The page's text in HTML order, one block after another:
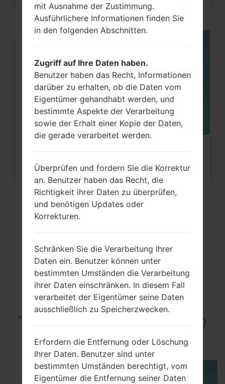
Werkseinstellungen durch Menü
auf...
VideoSamsung SM-
T355Galaxy Tab A 8.0
LTE
mit Ausnahme der Zustimmung.
Ausführlichere Informationen finden Sie
in den folgenden Abschnitten.
Zugriff auf Ihre Daten haben.
Benutzer haben das Recht, Informationen
darüber zu erhalten, ob die Daten vom
Eigentümer gehandhabt werden, und
bestimmte Aspekte der Verarbeitung
sowie der Erhalt einer Kopie der Daten,
die gerade verarbeitet werden.
Überprüfen und fordern Sie die Korrektur
an. Benutzer haben das Recht, die
Richtigkeit ihrer Daten zu überprüfen,
und benötigen Updates oder
Korrekturen.
Schränken Sie die Verarbeitung Ihrer
Daten ein. Benutzer können unter
bestimmten Umständen die Verarbeitung
ihrer Daten einschränken. In diesem Fall
verarbeitet der Eigentümer seine Daten
ausschließlich zu Speicherzwecken.
Erfordern die Entfernung oder Löschung
Ihrer Daten. Benutzer sind unter
bestimmten Umständen berechtigt, vom
Eigentümer die Entfernung seiner Daten